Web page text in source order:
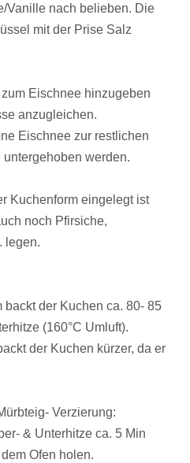
Vanille nach belieben. Die
mit der Prise Salz
Eischnee hinzugeben
anzugleichen.
Eischnee zur restlichen
werden.
Kuchenform eingelegt ist
noch Pfirsiche,
legen.
backt der Kuchen ca. 80- 85
(160°C Umluft).
der Kuchen kürzer, da er
Verzierung:
& Unterhitze ca. 5 Min
Ofen holen.